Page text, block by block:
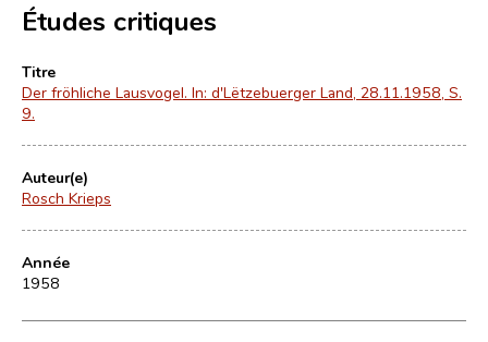
Études critiques
Titre
Der fröhliche Lausvogel. In: d'Lëtzebuerger Land, 28.11.1958, S.
9.
Auteur(e)
Rosch Krieps
Année
1958